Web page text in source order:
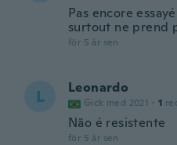
Pas encore
surtout ne prend
för 5 år sen
L Leonardo
Gick med 2021 · 1
Não é resistente
för 5 år sen